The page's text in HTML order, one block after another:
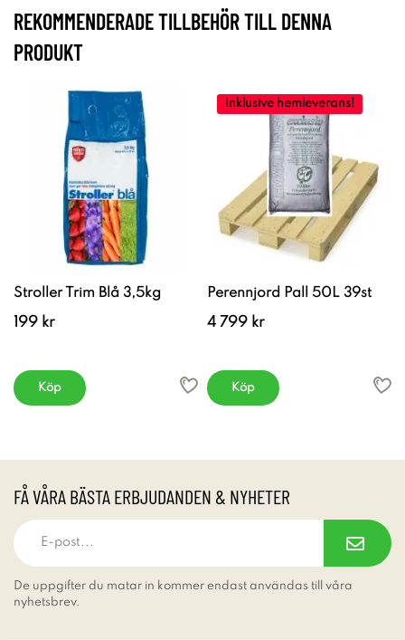
REKOMMENDERADE TILLBEHÖR TILL DENNA
PRODUKT
Stroller Trim Blå 3,5kg
199 kr
Köp
Inklusive hemleverans!
Perennjord Pall 50L 39st
4 799 kr
Köp
FÅ VÅRA BÄSTA ERBJUDANDEN & NYHETER
De uppgifter du matar in kommer endast användas till våra
nyhetsbrev.